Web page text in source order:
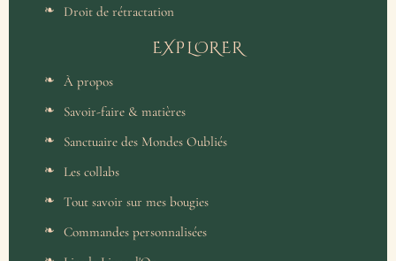
Droit de rétractation
EXPLORER
À propos
Savoir-faire & matières
Sanctuaire des Mondes Oubliés
Les collabs
Tout savoir sur mes bougies
Commandes personnalisées